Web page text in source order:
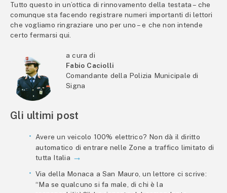
Tutto questo in un’ottica di rinnovamento della testata – che
comunque sta facendo registrare numeri importanti di lettori
che vogliamo ringraziare uno per uno – e che non intende
certo fermarsi qui.
a cura di
Fabio Caciolli
Comandante della Polizia Municipale di
Signa
Gli ultimi post
Avere un veicolo 100% elettrico? Non dà il diritto
automatico di entrare nelle Zone a traffico limitato di
tutta Italia
Via della Monaca a San Mauro, un lettore ci scrive:
“Ma se qualcuno si fa male, di chi è la